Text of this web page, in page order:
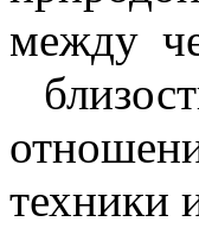
между
техники